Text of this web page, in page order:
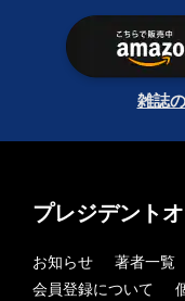
雑誌
プレジデント
お知らせ 著者一覧
会員登録について